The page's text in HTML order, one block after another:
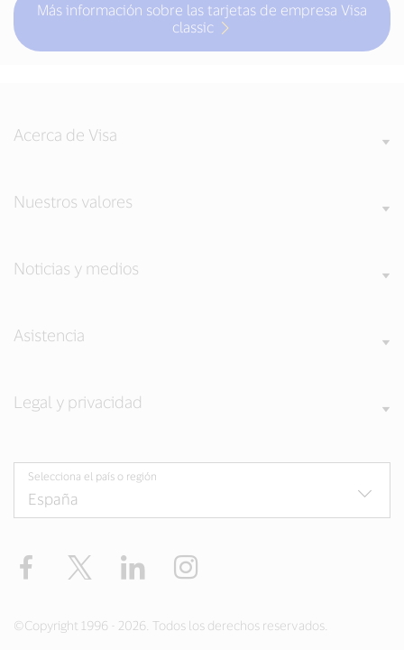
Más información sobre las tarjetas de empresa Visa
classic
Acerca de Visa
Nuestros valores
Noticias y medios
Asistencia
Legal y privacidad
Selecciona el país o región
Facebook Twitter LinkedIn
©Copyright 1996 - 2026. Todos los derechos reservados.